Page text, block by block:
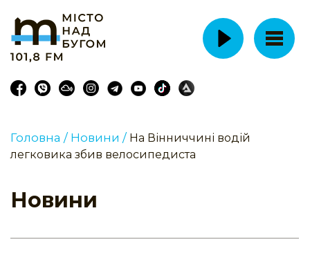
Головна / Новини / На Вінниччині водій
легковика збив велосипедиста
Новини